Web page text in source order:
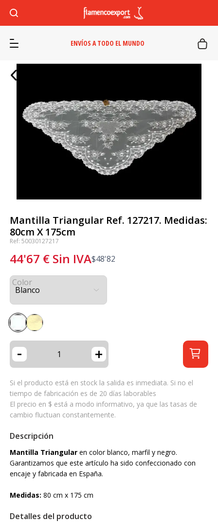
ENVÍOS A TODO EL MUNDO
Mantilla Triangular Ref. 127217. Medidas:
80cm X 175cm
Ref: 50030127217
44'67 € Sin IVA$48'82
Color
- +
Si el producto está en stock la salida es inmediata. Si no el
tiempo de fabricación es de 20 días laborables
El precio en $ está a modo informativo, ya que las tasas de
cambio fluctuan constantemente.
Descripción
Mantilla Triangular en color blanco, marfil y negro.
Garantizamos que este artículo ha sido confeccionado con
encaje y fabricada en España.
Medidas: 80 cm x 175 cm
Detalles del producto